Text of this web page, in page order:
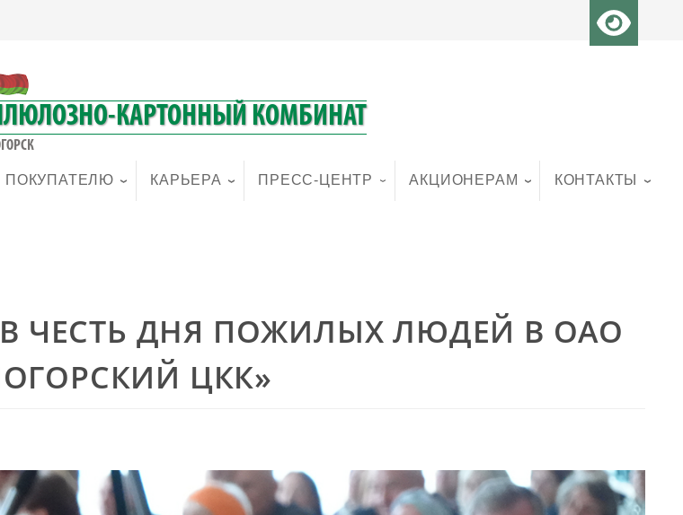
КАРТОННЫЙ КОМБИНАТ
ПОКУПАТЕЛЮ КАРЬЕРА ПРЕСС-ЦЕНТР АКЦИОНЕРАМ КОНТАКТЫ
ЧЕСТЬ ДНЯ ПОЖИЛЫХ ЛЮДЕЙ В ОАО
ЦКК»